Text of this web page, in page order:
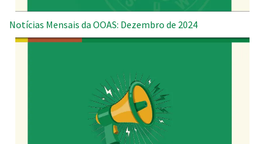
Notícias Mensais da OOAS: Dezembro de 2024